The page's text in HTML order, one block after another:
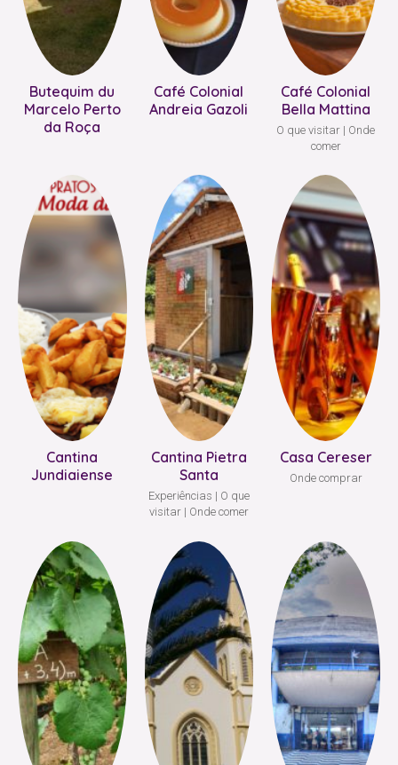
Butequim du
Marcelo Perto
da Roça
Café Colonial
Andreia Gazoli
Café Colonial
Bella Mattina
O que visitar
Onde
comer
Cantina
Jundiaiense
Cantina Pietra
Santa
Experiências
O que
visitar
Onde comer
Casa Cereser
Onde comprar